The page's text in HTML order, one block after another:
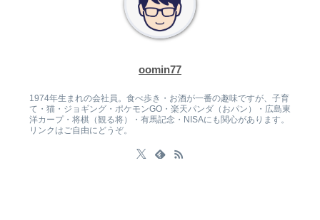
oomin77
1974年生まれの会社員。食べ歩き・お酒が一番の趣味ですが、子育
て・猫・ジョギング・ポケモンGO・楽天パンダ（おパン）・広島東
洋カープ・将棋（観る将）・有馬記念・NISAにも関心があります。
リンクはご自由にどうぞ。